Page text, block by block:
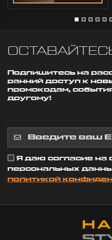
Подпишитесь на
ранний доступ к
промокодам,
другому!
Я даю согласие на
персональных
политикой